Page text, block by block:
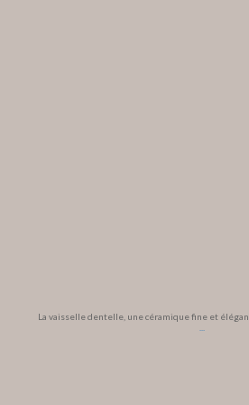
La vaisselle dentelle, une céramique fine et